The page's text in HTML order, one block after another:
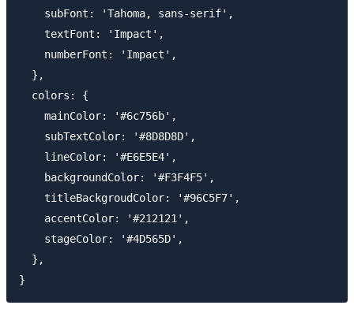
    subFont: 'Tahoma, sans-serif',
    textFont: 'Impact',
    numberFont: 'Impact',
  },
  colors: {
    mainColor: '#6c756b',
    subTextColor: '#8D8D8D',
    lineColor: '#E6E5E4',
    backgroundColor: '#F3F4F5',
    titleBackgroudColor: '#96C5F7',
    accentColor: '#212121',
    stageColor: '#4D565D',
  },